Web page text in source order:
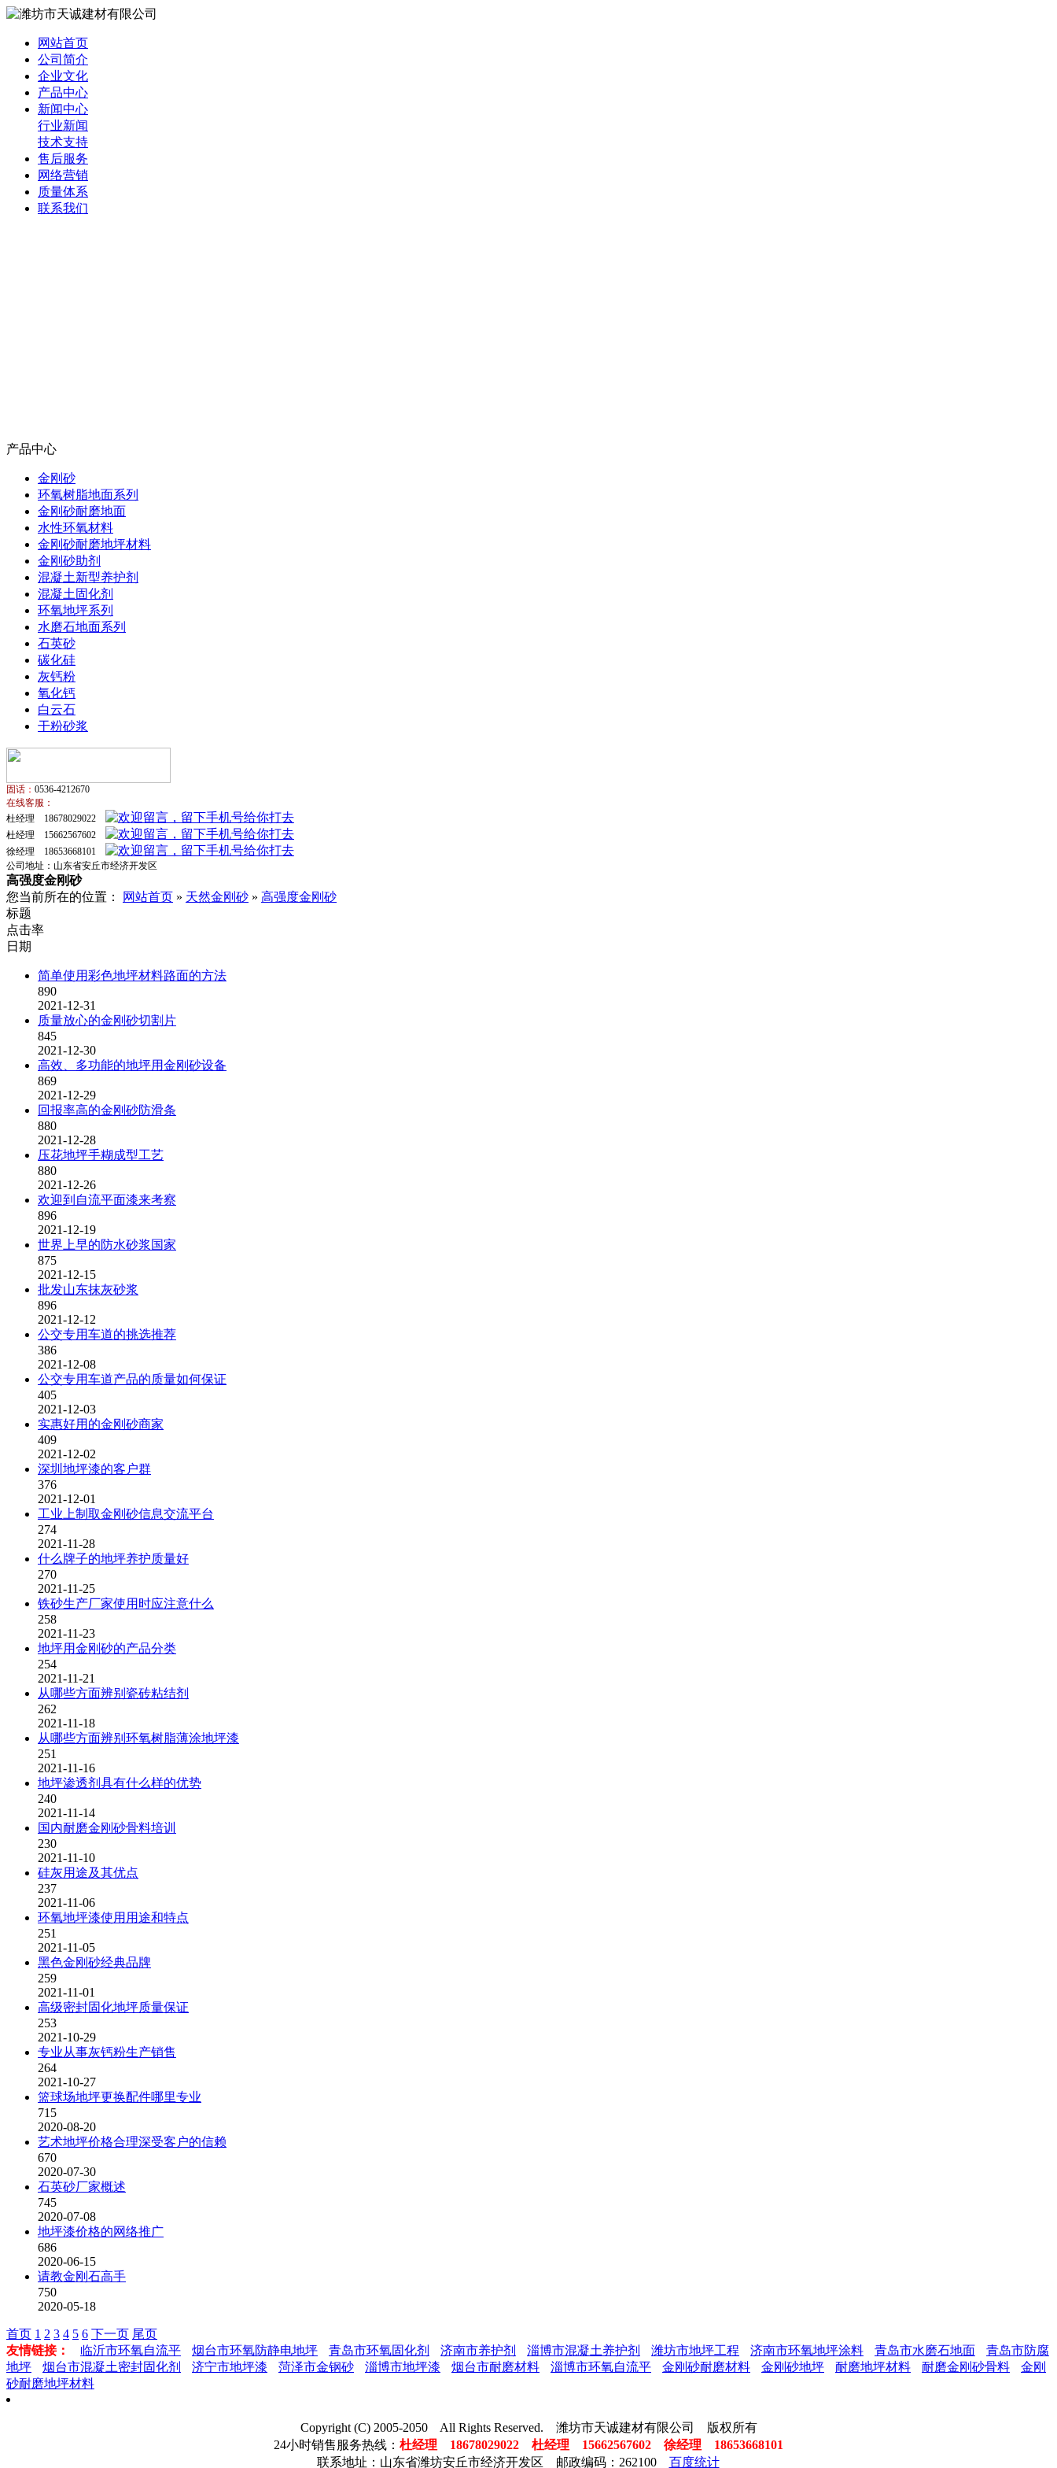
网站首页
公司简介
企业文化
产品中心
新闻中心
行业新闻
技术支持
售后服务
网络营销
质量体系
联系我们
产品中心
金刚砂
环氧树脂地面系列
金刚砂耐磨地面
水性环氧材料
金刚砂耐磨地坪材料
金刚砂助剂
混凝土新型养护剂
混凝土固化剂
环氧地坪系列
水磨石地面系列
石英砂
碳化硅
灰钙粉
氧化钙
白云石
干粉砂浆
固话 ： 0536-4212670
在线客服：
杜经理 18678029022
杜经理 15662567602
徐经理 18653668101
公司地址：山东省安丘市经济开发区
高强度金刚砂
您当前所在的位置：
网站首页 » 天然金刚砂 » 高强度金刚砂
标题
点击率
日期
简单使用彩色地坪材料路面的方法
890
2021-12-31
质量放心的金刚砂切割片
845
2021-12-30
高效、多功能的地坪用金刚砂设备
869
2021-12-29
回报率高的金刚砂防滑条
880
2021-12-28
压花地坪手糊成型工艺
880
2021-12-26
欢迎到自流平面漆来考察
896
2021-12-19
世界上早的防水砂浆国家
875
2021-12-15
批发山东抹灰砂浆
896
2021-12-12
公交专用车道的挑选推荐
386
2021-12-08
公交专用车道产品的质量如何保证
405
2021-12-03
实惠好用的金刚砂商家
409
2021-12-02
深圳地坪漆的客户群
376
2021-12-01
工业上制取金刚砂信息交流平台
274
2021-11-28
什么牌子的地坪养护质量好
270
2021-11-25
铁砂生产厂家使用时应注意什么
258
2021-11-23
地坪用金刚砂的产品分类
254
2021-11-21
从哪些方面辨别瓷砖粘结剂
262
2021-11-18
从哪些方面辨别环氧树脂薄涂地坪漆
251
2021-11-16
地坪渗透剂具有什么样的优势
240
2021-11-14
国内耐磨金刚砂骨料培训
230
2021-11-10
硅灰用途及其优点
237
2021-11-06
环氧地坪漆使用用途和特点
251
2021-11-05
黑色金刚砂经典品牌
259
2021-11-01
高级密封固化地坪质量保证
253
2021-10-29
专业从事灰钙粉生产销售
264
2021-10-27
篮球场地坪更换配件哪里专业
715
2020-08-20
艺术地坪价格合理深受客户的信赖
670
2020-07-30
石英砂厂家概述
745
2020-07-08
地坪漆价格的网络推广
686
2020-06-15
请教金刚石高手
750
2020-05-18
首页 1 2 3 4 5 6 下一页 尾页
友情链接：
临沂市环氧自流平 烟台市环氧防静电地坪 青岛市环氧固化剂 济南市养护剂 淄博市混凝土养护剂 潍坊市地坪工程 济南市环氧地坪涂料 青岛市水磨石地面
青岛市防腐
地坪
烟台市混凝土密封固化剂 济宁市地坪漆 菏泽市金钢砂 淄博市地坪漆 烟台市耐磨材料 淄博市环氧自流平 金刚砂耐磨材料 金刚砂地坪 耐磨地坪材料 耐磨金刚砂骨料
金刚
砂耐磨地坪材料
Copyright (C) 2005-2050 All Rights Reserved. 潍坊市天诚建材有限公司 版权所有
24小时销售服务热线： 杜经理 18678029022 杜经理 15662567602 徐经理 18653668101
联系地址：山东省潍坊安丘市经济开发区 邮政编码：262100 百度统计